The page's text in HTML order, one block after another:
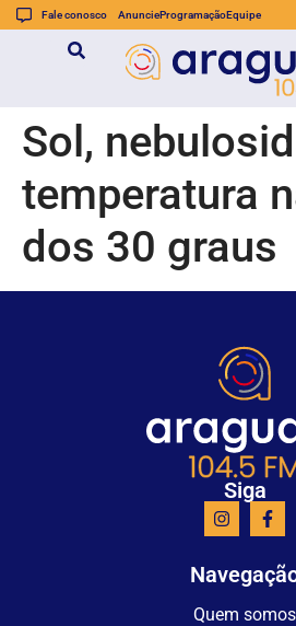
Fale conosco AnuncieProgramaçãoEquipe
Sol,
temperatura
dos 30 graus
Siga
Quem somos